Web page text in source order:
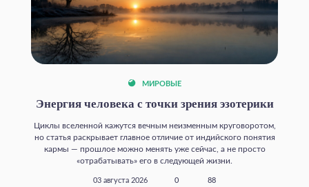
МИРОВЫЕ
Энергия человека с точки зрения эзотерики
Циклы вселенной кажутся вечным неизменным круговоротом,
но статья раскрывает главное отличие от индийского понятия
кармы — прошлое можно менять уже сейчас, а не просто
«отрабатывать» его в следующей жизни.
03 августа 2026 0 88